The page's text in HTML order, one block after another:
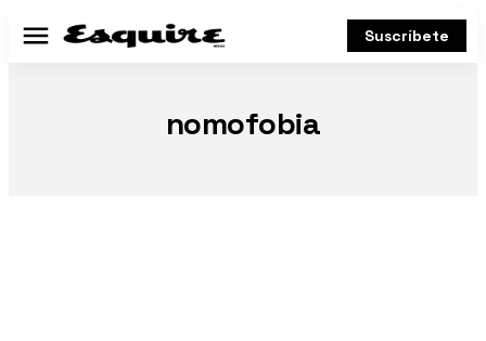
Menú Suscríbete
nomofobia